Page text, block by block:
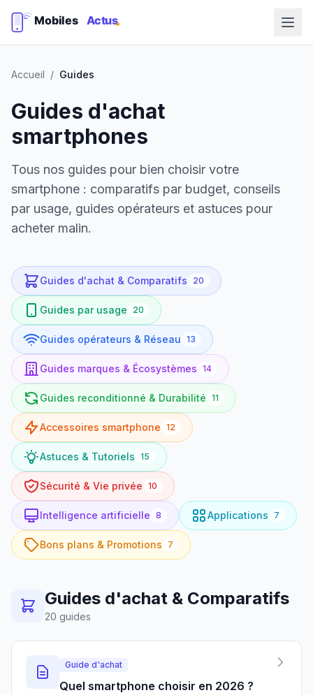
Accueil / Guides
Guides d'achat
smartphones
Tous nos guides pour bien choisir votre
smartphone : comparatifs par budget, conseils
par usage, guides opérateurs et astuces pour
acheter malin.
Guides d'achat & Comparatifs 20
Guides par usage 20
Guides opérateurs & Réseau 13
Guides marques & Écosystèmes 14
Guides reconditionné & Durabilité 11
Accessoires smartphone 12
Astuces & Tutoriels 15
Sécurité & Vie privée 10
Intelligence artificielle 8 Applications 7
Bons plans & Promotions 7
Guides d'achat & Comparatifs
20 guides
Guide d'achat
Quel smartphone choisir en 2026 ?